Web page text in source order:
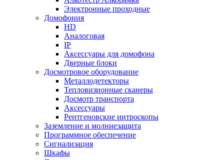
Электронные проходные
Домофония
HD
Аналоговая
IP
Аксессуары для домофона
Дверные блоки
Досмотровое оборудование
Металлодетекторы
Тепловизионные сканеры
Досмотр транспорта
Аксессуары
Рентгеновские интроскопы
Заземление и молниезащита
Программное обеспечение
Сигнализация
Шкафы